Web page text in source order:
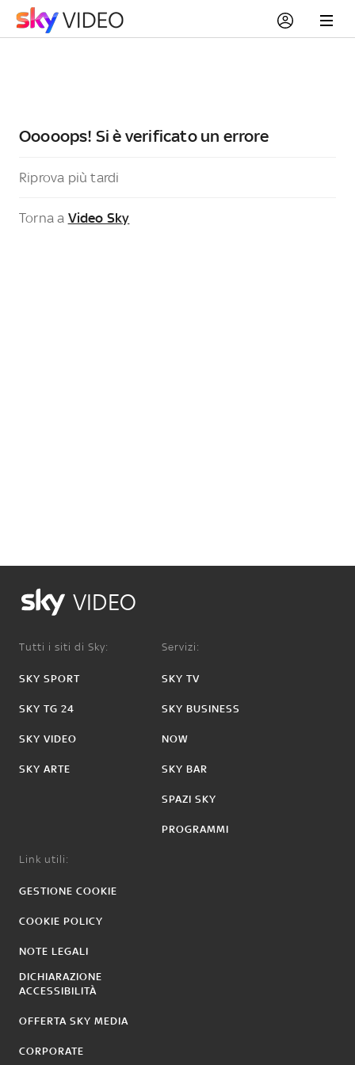
Ooooops! Si è verificato un errore
Riprova più tardi
Torna a Video Sky
VIDEO
Tutti i siti di Sky:
SKY SPORT
SKY TG 24
SKY VIDEO
SKY ARTE
Servizi:
SKY TV
SKY BUSINESS
NOW
SKY BAR
SPAZI SKY
PROGRAMMI
Link utili:
GESTIONE COOKIE
COOKIE POLICY
NOTE LEGALI
DICHIARAZIONE
ACCESSIBILITÀ
OFFERTA SKY MEDIA
CORPORATE